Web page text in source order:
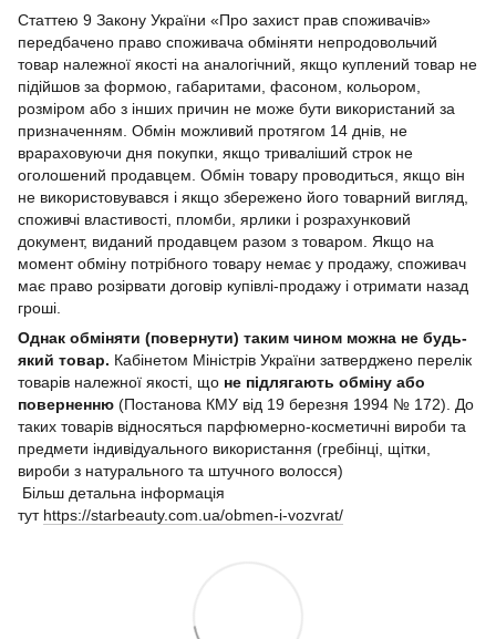
Статтею 9 Закону України «Про захист прав споживачів»
передбачено право споживача обміняти непродовольчий
товар належної якості на аналогічний, якщо куплений товар не
підійшов за формою, габаритами, фасоном, кольором,
розміром або з інших причин не може бути використаний за
призначенням. Обмін можливий протягом 14 днів, не
врараховуючи дня покупки, якщо триваліший строк не
оголошений продавцем. Обмін товару проводиться, якщо він
не використовувався і якщо збережено його товарний вигляд,
споживчі властивості, пломби, ярлики і розрахунковий
документ, виданий продавцем разом з товаром. Якщо на
момент обміну потрібного товару немає у продажу, споживач
має право розірвати договір купівлі-продажу і отримати назад
гроші.
Однак обміняти (повернути) таким чином можна не будь-
який товар. Кабінетом Міністрів України затверджено перелік
товарів належної якості, що не підлягають обміну або
поверненню (Постанова КМУ від 19 березня 1994 № 172). До
таких товарів відносяться парфюмерно-косметичні вироби та
предмети індивідуального використання (гребінці, щітки,
вироби з натурального та штучного волосся)
Більш детальна інформація
тут https://starbeauty.com.ua/obmen-i-vozvrat/